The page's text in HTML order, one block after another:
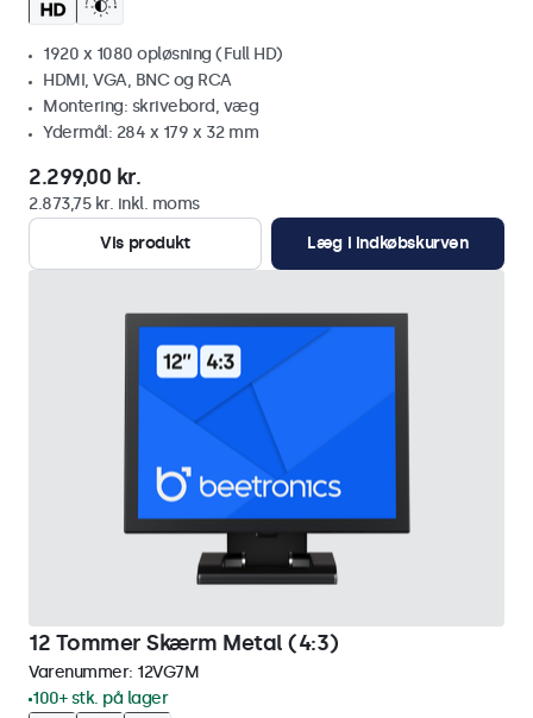
1920 x 1080 opløsning (Full HD)
HDMI, VGA, BNC og RCA
Montering: skrivebord, væg
Ydermål: 284 x 179 x 32 mm
2.299,00 kr.
2.873,75 kr. inkl. moms
Vis produkt
Læg i indkøbskurven
12 Tommer Skærm Metal (4:3)
Varenummer: 12VG7M
100+ stk. på lager